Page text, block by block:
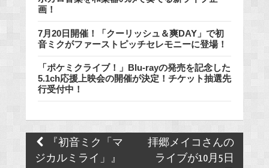
画！
7月20日開催！「クーリッシュ＆爽DAY」で初
音ミクがファーストピッチセレモニーに登場！
「ポケミクライブ！」Blu-rayの発売を記念した
5.1ch応援上映会の開催が決定！チケット抽選先
行受付中！
Post
navigation
『初音ミク「マ
ジカルミライ」』
拝郷メイコさんの
ライブが10月5日